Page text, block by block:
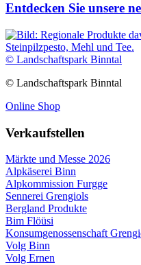
Entdecken Sie unsere
© Landschaftspark Binntal
© Landschaftspark Binntal
Online Shop
Verkaufstellen
Märkte und Messe 2026
Alpkäserei Binn
Alpkommission Furgge
Sennerei Grengiols
Bergland Produkte
Bim Flöüsi
Konsumgenossenschaft
Volg Binn
Volg Ernen